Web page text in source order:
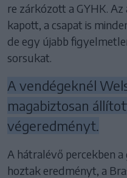
re zárkózott a GYHK.
kapott, a csapat is
de egy újabb
sorsukat.
A vendégeknél
magabiztosan
végeredményt.
A hátralévő percekben
hoztak eredményt, a